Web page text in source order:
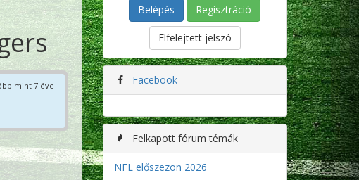
mint 7 éve
Regisztráció
Elfelejtett jelszó
Facebook
Felkapott fórum témák
NFL előszezon 2026